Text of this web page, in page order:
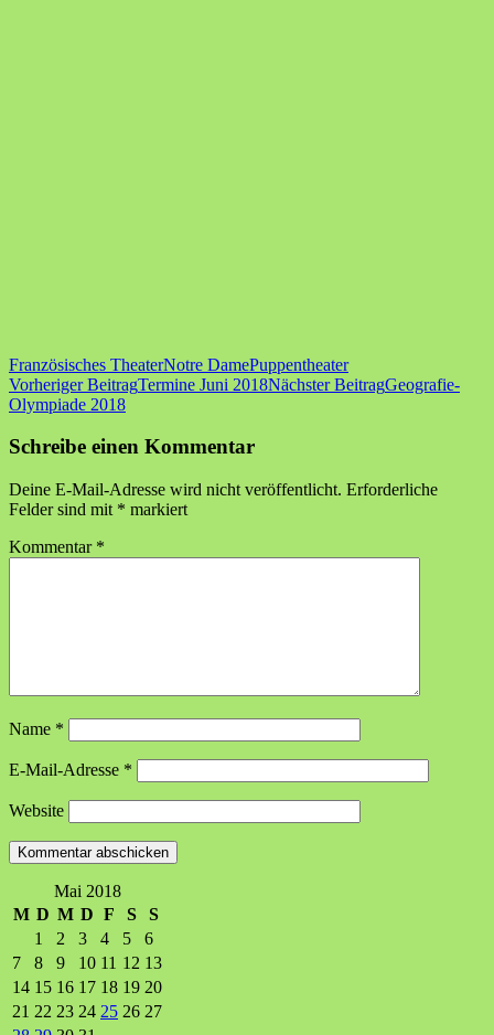
Französisches TheaterNotre DamePuppentheater
Beitragsnavigation
Vorheriger BeitragTermine Juni 2018Nächster BeitragGeografie-
Olympiade 2018
Schreibe einen Kommentar
Deine E-Mail-Adresse wird nicht veröffentlicht. Erforderliche
Felder sind mit * markiert
Kommentar *
Name *
E-Mail-Adresse *
Website
Mai 2018
M D M D F S
S
1
2 3 4 5
6
7
8 9 10 11 12 13
14 15 16 17 18 19 20
21 22 23 24 25 26 27